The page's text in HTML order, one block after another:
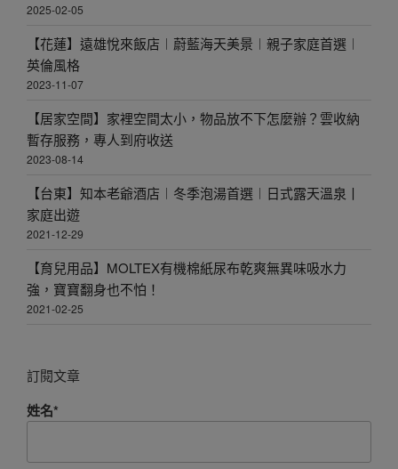
2025-02-05
【花蓮】遠雄悅來飯店︱蔚藍海天美景︱親子家庭首選︱
英倫風格
2023-11-07
【居家空間】家裡空間太小，物品放不下怎麼辦？雲收納
暫存服務，專人到府收送
2023-08-14
【台東】知本老爺酒店︱冬季泡湯首選︱日式露天溫泉丨
家庭出遊
2021-12-29
【育兒用品】MOLTEX有機棉紙尿布乾爽無異味吸水力
強，寶寶翻身也不怕！
2021-02-25
訂閱文章
姓名*